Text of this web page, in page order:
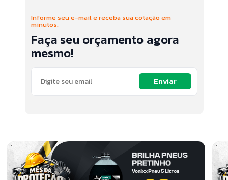
Informe seu e-mail e receba sua cotação em
minutos.
Faça seu orçamento agora
mesmo!
Enviar